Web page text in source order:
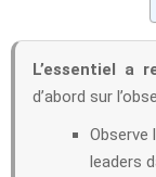
L’essentiel a
d’abord sur
Observe
leaders